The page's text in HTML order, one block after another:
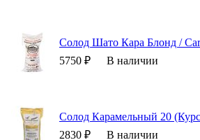
Солод Шато Кара Блонд /
5750 ₽
В наличии
Солод Карамельный 20
2830 ₽
В наличии